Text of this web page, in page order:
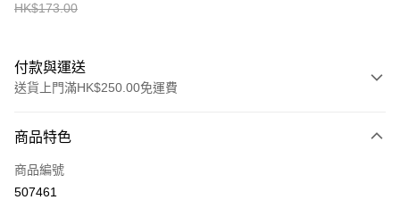
HK$173.00
付款與運送
送貨上門滿HK$250.00免運費
信用卡
Apple Pay
商品特色
商品編號
507461